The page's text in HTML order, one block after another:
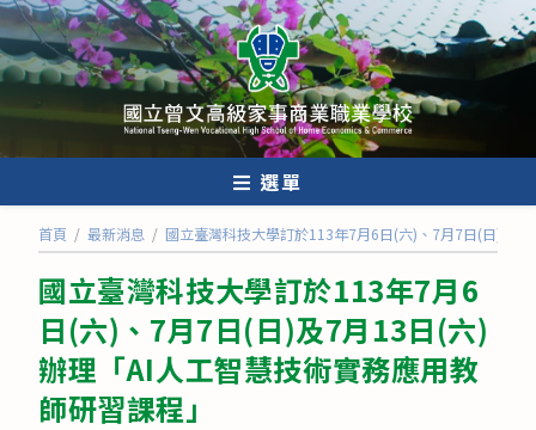
跳
轉
至
內
選單
首頁 / 最新消息 / 國立臺灣科技大學訂於113年7月6日(六)、7月7日(日)及7
國立臺灣科技大學訂於113年7月6
日(六)、7月7日(日)及7月13日(六)
辦理「AI人工智慧技術實務應用教
師研習課程」